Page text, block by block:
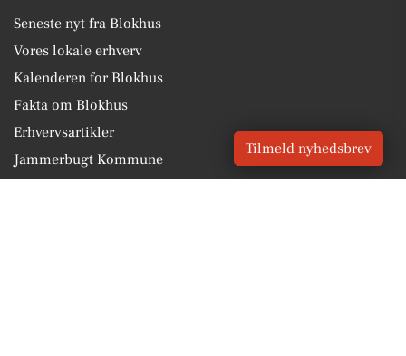
Seneste nyt fra Blokhus
Vores lokale erhverv
Kalenderen for Blokhus
Fakta om Blokhus
Erhvervsartikler
Jammerbugt Kommune
Tilmeld nyhedsbrev